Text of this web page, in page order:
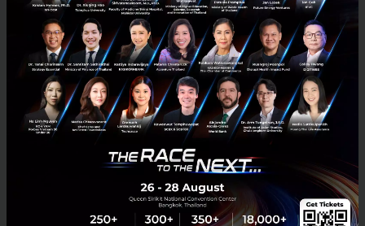
วิจัยกรุงศรี ชี้ Omicron สร้างความไม่แน่นอนต่อการฟื้นตัวของ
เศรษฐกิจ ในขณะที่อัตราเงินเฟ้ออาจเร่งขึ้นชั่วคราวในช่วงปลายปี
วิจัยกรุงศรีให้มุมมองต่อเศรษฐกิจไทยว่า การบริโภคและการส่งออกหนุน